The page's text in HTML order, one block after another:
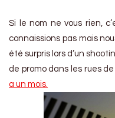
Si le nom ne vous rien,
connaissions pas mais
été surpris lors d’un
de promo dans les rues de
a un mois.